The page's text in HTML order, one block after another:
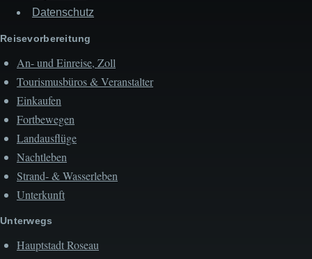
Datenschutz
Reisevorbereitung
An- und Einreise, Zoll
Tourismusbüros & Veranstalter
Einkaufen
Fortbewegen
Landausflüge
Nachtleben
Strand- & Wasserleben
Unterkunft
Unterwegs
Hauptstadt Roseau